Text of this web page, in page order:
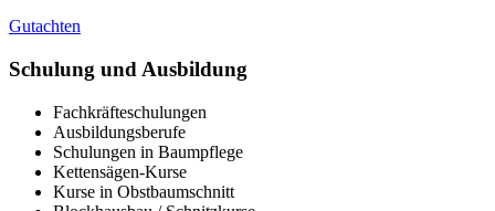
Gutachten
Schulung und Ausbildung
Fachkräfteschulungen
Ausbildungsberufe
Schulungen in Baumpflege
Kettensägen-Kurse
Kurse in Obstbaumschnitt